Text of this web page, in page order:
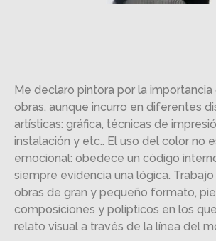
Me declaro pintora por la
obras, aunque incurro en diferentes
artísticas: gráfica, técnicas de
instalación y etc.. El uso del color no
emocional: obedece un código
siempre evidencia una lógica.
obras de gran y pequeño formato,
composiciones y polípticos en los
relato visual a través de la línea del